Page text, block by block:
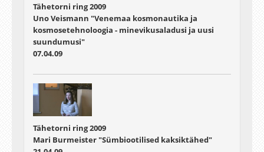
Tähetorni ring 2009
Uno Veismann "Venemaa kosmonautika ja
kosmosetehnoloogia - minevikusaladusi ja uusi
suundumusi"
07.04.09
Tähetorni ring 2009
Mari Burmeister "Sümbiootilised kaksiktähed"